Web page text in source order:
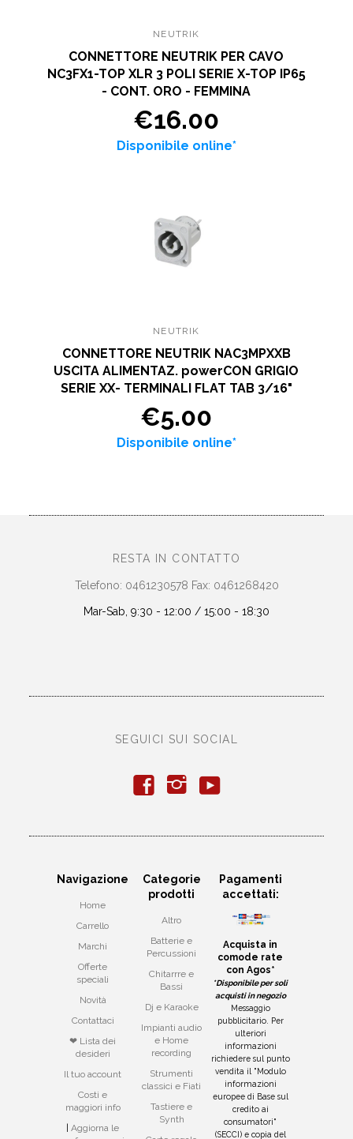
NEUTRIK
CONNETTORE NEUTRIK PER CAVO
NC3FX1-TOP XLR 3 POLI SERIE X-TOP IP65
- CONT. ORO - FEMMINA
€16.00
Disponibile online*
NEUTRIK
CONNETTORE NEUTRIK NAC3MPXXB
USCITA ALIMENTAZ. powerCON GRIGIO
SERIE XX- TERMINALI FLAT TAB 3/16"
€5.00
Disponibile online*
RESTA IN CONTATTO
Telefono: 0461230578 Fax: 0461268420
Mar-Sab, 9:30 - 12:00 / 15:00 - 18:30
SEGUICI SUI SOCIAL
f i y
Navigazione
Home
Carrello
Marchi
Offerte
speciali
Novità
Contattaci
❤ Lista dei
desideri
Il tuo account
Costi e
maggiori info
|Aggiorna le
Categorie
prodotti
Altro
Batterie e
Percussioni
Chitarrre e
Bassi
Dj e Karaoke
Impianti audio
e Home
recording
Strumenti
classici e Fiati
Tastiere e
Synth
Pagamenti
accettati:
Acquista in
comode rate
con Agos*
*Disponibile per soli
acquisti in negozio
Messaggio
pubblicitario. Per
ulteriori
informazioni
richiedere sul punto
vendita il "Modulo
informazioni
europee di Base sul
credito ai
consumatori"
(SECCI) e copia del